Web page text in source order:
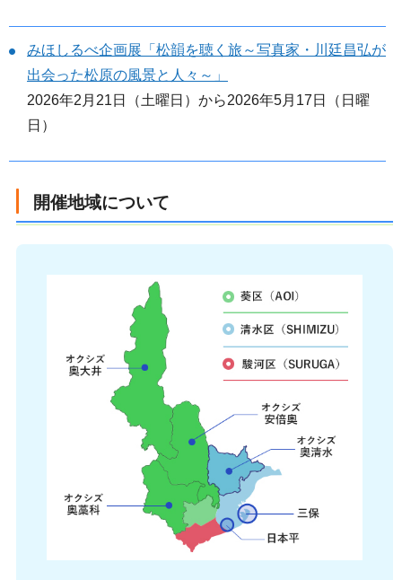
みほしるべ企画展「松韻を聴く旅～写真家・川廷昌弘が
出会った松原の風景と人々～」
2026年2月21日（土曜日）から2026年5月17日（日曜
日）
開催地域について